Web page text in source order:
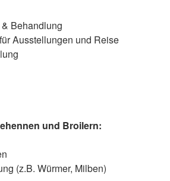
Behandlung
Ausstellungen und Reise
und Broilern:
(z.B. Würmer, Milben)